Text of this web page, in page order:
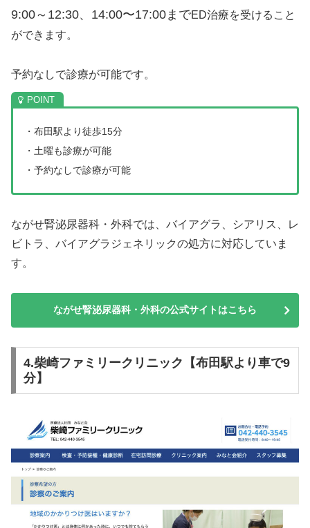
9:00～12:30、14:00〜17:00 までED治療を受けること
ができます。
予約なしで診療が可能です。
・布田駅より徒歩15分
・土曜も診療が可能
・予約なしで診療が可能
ながせ腎泌尿器科・外科では、バイアグラ、シアリス、レ
ビトラ、バイアグラジェネリックの処方に対応していま
す。
ながせ腎泌尿器科・外科の公式サイトはこちら
4.柴崎ファミリークリニック【布田駅より車で9
分】